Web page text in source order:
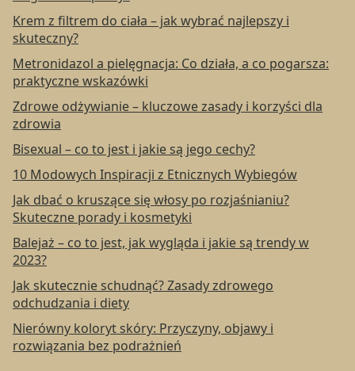
Krem z filtrem do ciała – jak wybrać najlepszy i
skuteczny?
Metronidazol a pielęgnacja: Co działa, a co pogarsza:
praktyczne wskazówki
Zdrowe odżywianie – kluczowe zasady i korzyści dla
zdrowia
Bisexual – co to jest i jakie są jego cechy?
10 Modowych Inspiracji z Etnicznych Wybiegów
Jak dbać o kruszące się włosy po rozjaśnianiu?
Skuteczne porady i kosmetyki
Balejaż – co to jest, jak wygląda i jakie są trendy w
2023?
Jak skutecznie schudnąć? Zasady zdrowego
odchudzania i diety
Nierówny koloryt skóry: Przyczyny, objawy i
rozwiązania bez podrażnień